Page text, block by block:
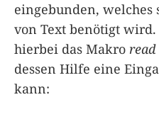
eingebunden, welches
von Text benötigt wird.
hierbei das Makro read
dessen Hilfe eine
kann: